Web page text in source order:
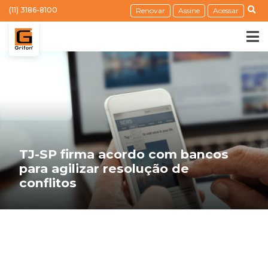
(11) 3186-8100 Renovar Assine Acessar
TJ-SP firma acordo com bancos
para agilizar resolução de
conflitos